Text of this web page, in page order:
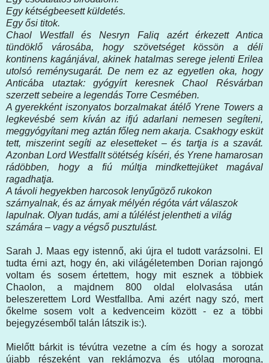
Egy kétségbeesett küldetés.
Egy ősi titok.
Chaol Westfall és Nesryn Faliq azért érkezett Antica
tündöklő városába, hogy szövetséget kössön a déli
kontinens kagánjával, akinek hatalmas serege jelenti Erilea
utolsó reménysugarát. De nem ez az egyetlen oka, hogy
Anticába utaztak: gyógyírt keresnek Chaol Résvárban
szerzett sebeire a legendás Torre Cesmében.
A gyerekként iszonyatos borzalmakat átélő Yrene Towers a
legkevésbé sem kíván az ifjú adarlani nemesen segíteni,
meggyógyítani meg aztán főleg nem akarja. Csakhogy esküt
tett, miszerint segíti az elesetteket – és tartja is a szavát.
Azonban Lord Westfallt sötétség kíséri, és Yrene hamarosan
rádöbben, hogy a fiú múltja mindkettejüket magával
ragadhatja.
A távoli hegyekben harcosok lenyűgöző rukokon
szárnyalnak, és az árnyak mélyén régóta várt válaszok
lapulnak. Olyan tudás, ami a túlélést jelentheti a világ
számára – vagy a végső pusztulást.
Sarah J. Maas egy istennő, aki újra el tudott varázsolni. El
tudta érni azt, hogy én, aki világéletemben Dorian rajongó
voltam és sosem értettem, hogy mit esznek a többiek
Chaolon, a majdnem 800 oldal elolvasása után
beleszerettem Lord Westfallba. Ami azért nagy szó, mert
őkelme sosem volt a kedvenceim között - ez a többi
bejegyzésemből talán látszik is:).
Mielőtt bárkit is tévútra vezetne a cím és hogy a sorozat
újabb részeként van reklámozva és utólag morogna,